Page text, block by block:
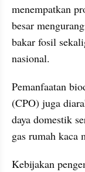
menempatkan
besar
bakar fosil
nasional.
Pemanfaatan
(CPO) juga
daya domestik
gas rumah kaca
Kebijakan